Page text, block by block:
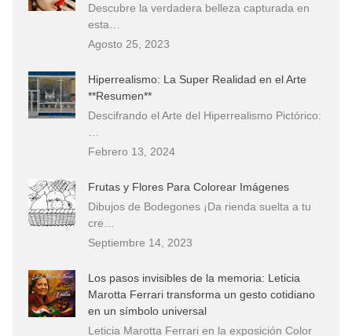
Descubre la verdadera belleza capturada en
esta…
Agosto 25, 2023
Hiperrealismo: La Super Realidad en el Arte
**Resumen**
Descifrando el Arte del Hiperrealismo Pictórico:
Febrero 13, 2024
Frutas y Flores Para Colorear Imágenes
Dibujos de Bodegones ¡Da rienda suelta a tu
cre…
Septiembre 14, 2023
Los pasos invisibles de la memoria: Leticia
Marotta Ferrari transforma un gesto cotidiano
en un símbolo universal
Leticia Marotta Ferrari en la exposición Color